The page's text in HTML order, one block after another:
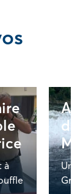
à
Une